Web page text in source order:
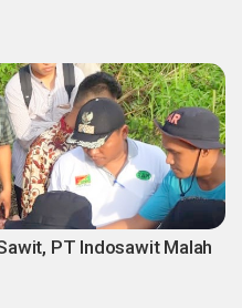
PT Indosawit Malah